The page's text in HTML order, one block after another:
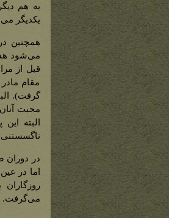
به هم
یکدیگر
همچنین
می‌شود
قبل از
مقام
گرفت).
محبت آنان
البته
در دوران
اما در
می‌گرفت.